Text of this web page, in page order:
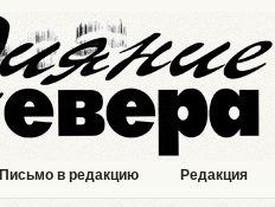
Письмо в редакцию Редакция